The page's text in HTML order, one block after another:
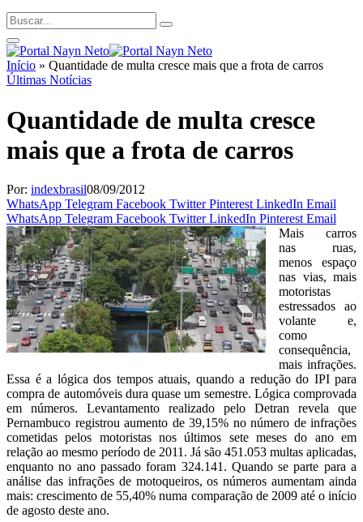
Início » Quantidade de multa cresce mais que a frota de carros
Últimas Notícias
Quantidade de multa cresce
mais que a frota de carros
Por: indexbrasil08/09/2012
WhatsApp Telegram Facebook Twitter Pinterest LinkedIn Email
WhatsApp Telegram Facebook Twitter LinkedIn Pinterest Email
Mais carros
nas ruas,
menos espaço
nas vias, mais
motoristas
estressados ao
volante e,
como
consequência,
mais infrações.
Essa é a lógica dos tempos atuais, quando a redução do IPI para
compra de automóveis dura quase um semestre. Lógica comprovada
em números. Levantamento realizado pelo Detran revela que
Pernambuco registrou aumento de 39,15% no número de infrações
cometidas pelos motoristas nos últimos sete meses do ano em
relação ao mesmo período de 2011. Já são 451.053 multas aplicadas,
enquanto no ano passado foram 324.141. Quando se parte para a
análise das infrações de motoqueiros, os números aumentam ainda
mais: crescimento de 55,40% numa comparação de 2009 até o início
de agosto deste ano.